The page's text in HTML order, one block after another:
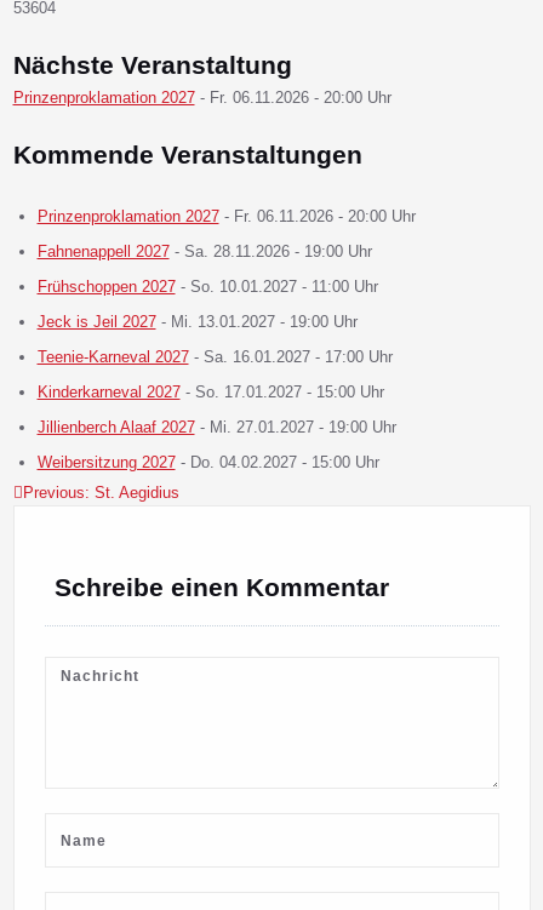
53604
Nächste Veranstaltung
Prinzenproklamation 2027- Fr. 06.11.2026 - 20:00 Uhr
Kommende Veranstaltungen
Prinzenproklamation 2027- Fr. 06.11.2026 - 20:00 Uhr
Fahnenappell 2027- Sa. 28.11.2026 - 19:00 Uhr
Frühschoppen 2027- So. 10.01.2027 - 11:00 Uhr
Jeck is Jeil 2027- Mi. 13.01.2027 - 19:00 Uhr
Teenie-Karneval 2027- Sa. 16.01.2027 - 17:00 Uhr
Kinderkarneval 2027- So. 17.01.2027 - 15:00 Uhr
Jillienberch Alaaf 2027- Mi. 27.01.2027 - 19:00 Uhr
Weibersitzung 2027- Do. 04.02.2027 - 15:00 Uhr
Beitragsnavigation
Previous: St. Aegidius
Schreibe einen Kommentar